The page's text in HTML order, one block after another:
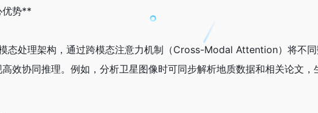
优势**
态处理架构，通过跨模态注意力机制（Cross-Modal Attention）将不
效协同推理。例如，分析卫星图像时可同步解析地质数据和相关论文，